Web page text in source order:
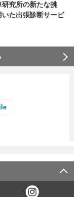
究所の新たな挑
た出張診断サービ